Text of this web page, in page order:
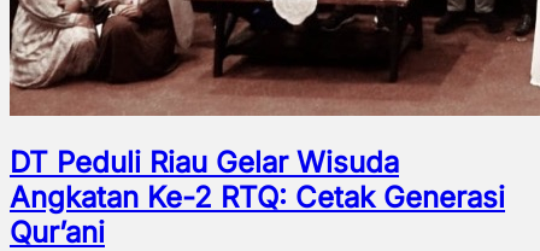
DT Peduli Riau Gelar Wisuda
Angkatan Ke-2 RTQ: Cetak Generasi
Qur’ani